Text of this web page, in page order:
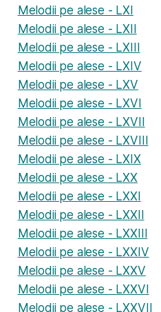
Melodii pe alese - LXI
Melodii pe alese - LXII
Melodii pe alese - LXIII
Melodii pe alese - LXIV
Melodii pe alese - LXV
Melodii pe alese - LXVI
Melodii pe alese - LXVII
Melodii pe alese - LXVIII
Melodii pe alese - LXIX
Melodii pe alese - LXX
Melodii pe alese - LXXI
Melodii pe alese - LXXII
Melodii pe alese - LXXIII
Melodii pe alese - LXXIV
Melodii pe alese - LXXV
Melodii pe alese - LXXVI
Melodii pe alese - LXXVII